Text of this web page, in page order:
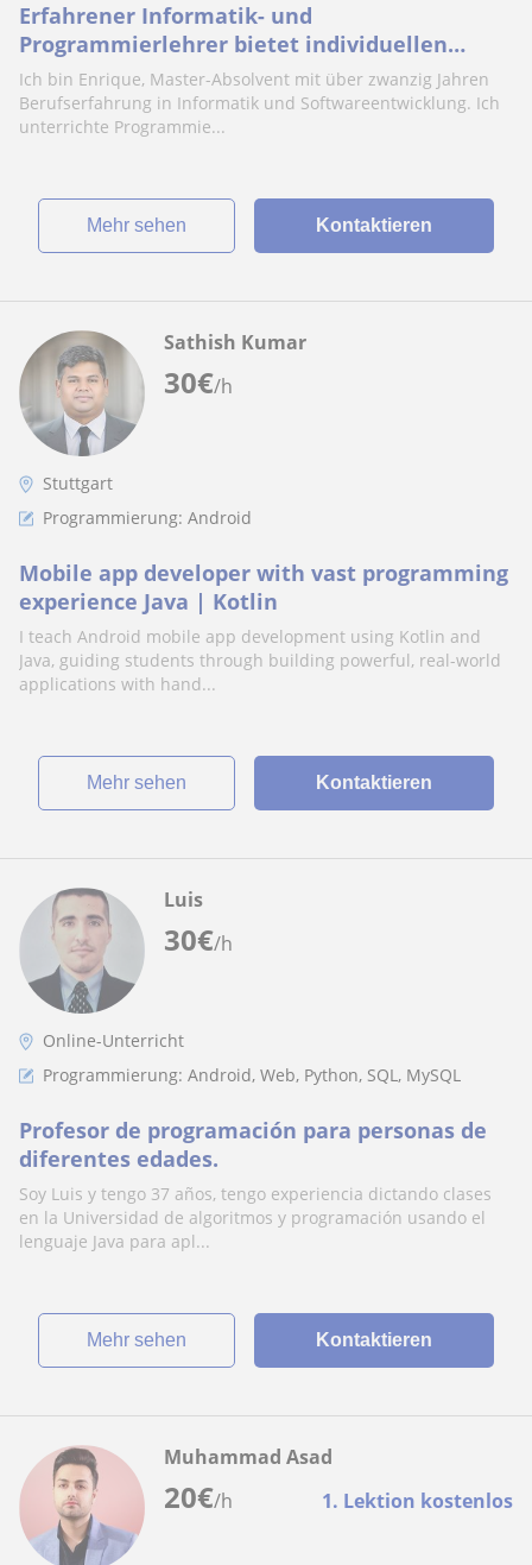
Erfahrener Informatik- und
Programmierlehrer bietet individuellen
Unterricht in München und online
Ich bin Enrique, Master-Absolvent mit über zwanzig Jahren
Berufserfahrung in Informatik und Softwareentwicklung. Ich
unterrichte Programmie...
Mehr sehen Kontaktieren
30€/h
Sathish Kumar
Stuttgart
Programmierung: Android
Mobile app developer with vast programming
experience Java | Kotlin
I teach Android mobile app development using Kotlin and
Java, guiding students through building powerful, real-world
applications with hand...
Mehr sehen Kontaktieren
30€/h
Luis
Online-Unterricht
Programmierung: Android, Web, Python, SQL, MySQL
Profesor de programación para personas de
diferentes edades.
Soy Luis y tengo 37 años, tengo experiencia dictando clases
en la Universidad de algoritmos y programación usando el
lenguaje Java para apl...
Mehr sehen Kontaktieren
20€/h 1. Lektion kostenlos
Muhammad Asad